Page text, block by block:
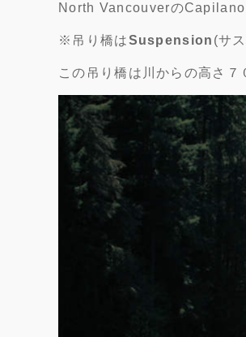
North Vancouverの
※吊り橋はSuspension (サ
この吊り橋は川からの高さ７